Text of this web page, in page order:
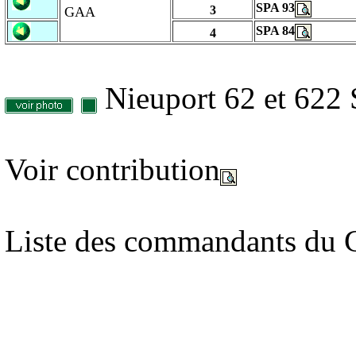
GAA 3
SPA 93
4
SPA 84
Nieuport 62 et 622
Voir contribution
Liste des commandants du